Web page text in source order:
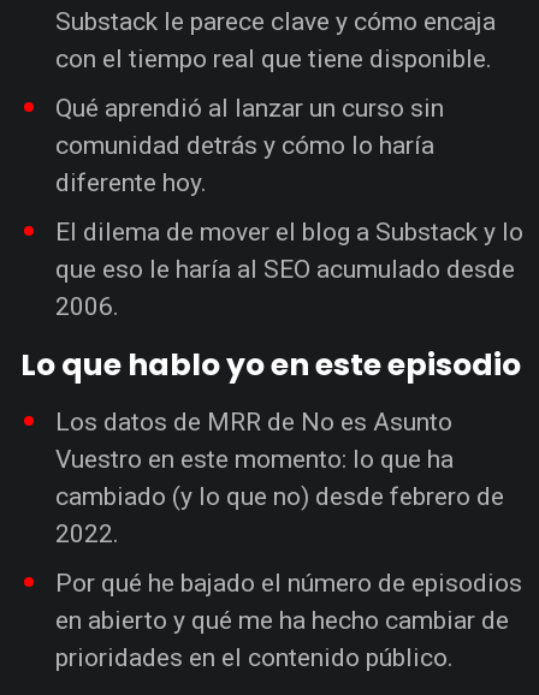
Substack le parece clave y cómo encaja
con el tiempo real que tiene disponible.
Qué aprendió al lanzar un curso sin
comunidad detrás y cómo lo haría
diferente hoy.
El dilema de mover el blog a Substack y lo
que eso le haría al SEO acumulado desde
2006.
Lo que hablo yo en este episodio
Los datos de MRR de No es Asunto
Vuestro en este momento: lo que ha
cambiado (y lo que no) desde febrero de
2022.
Por qué he bajado el número de episodios
en abierto y qué me ha hecho cambiar de
prioridades en el contenido público.